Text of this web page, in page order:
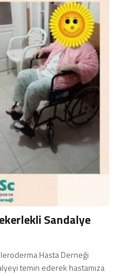
Sandalye
Hasta Derneği
temin ederek hastamıza